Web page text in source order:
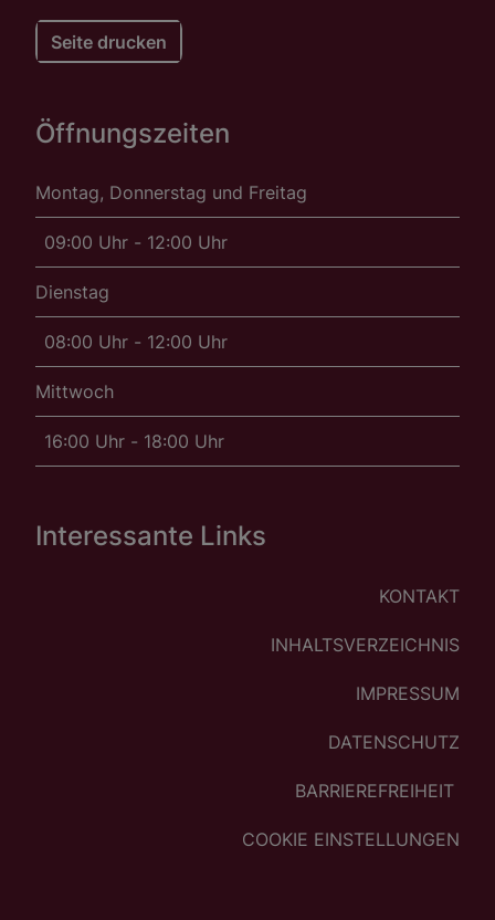
Seite drucken
Öffnungszeiten
Montag, Donnerstag und Freitag
09:00 Uhr - 12:00 Uhr
Dienstag
08:00 Uhr - 12:00 Uhr
Mittwoch
16:00 Uhr - 18:00 Uhr
Interessante Links
KONTAKT
INHALTSVERZEICHNIS
IMPRESSUM
DATENSCHUTZ
BARRIEREFREIHEIT
COOKIE EINSTELLUNGEN